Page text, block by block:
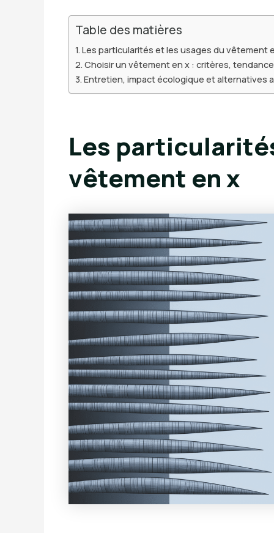
Table des matières
Les particularités et les usages du vêtement
Choisir un vêtement en x : critères,
Entretien, impact écologique et alternatives
Les
vêtement en x